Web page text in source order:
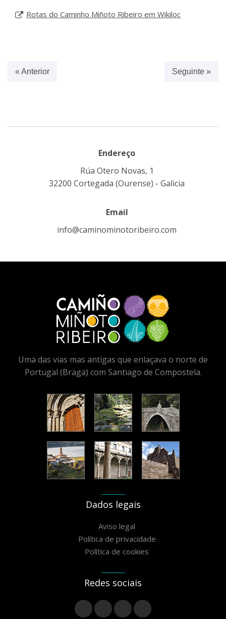
Rotas do Caminho Miñoto Ribeiro em Wikiloc
Seguinte »
« Anterior
Endereço
Rúa Otero Novas, 1
32200 Cortegada (Ourense) - Galicia
Email
info@caminominotoribeiro.com
Uma das vias mas antigas que enlaçava o norte de
Portugal (Braga) com Santiago de Compostela.
Dados legais
Aviso legal
Política de privacidade
Política de cookies
Redes sociais